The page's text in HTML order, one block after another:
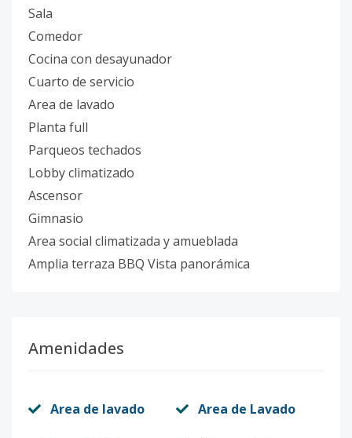
Sala
Comedor
Cocina con desayunador
Cuarto de servicio
Area de lavado
Planta full
Parqueos techados
Lobby climatizado
Ascensor
Gimnasio
Area social climatizada y amueblada
Amplia terraza BBQ Vista panorámica
Amenidades
Area de lavado Area de Lavado